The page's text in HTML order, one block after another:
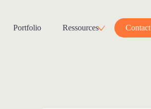
Portfolio Ressources Contact